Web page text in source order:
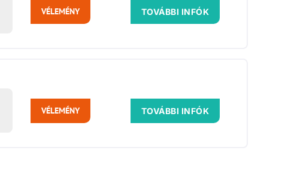
VÉLEMÉNY TOVÁBBI INFÓK
VÉLEMÉNY TOVÁBBI INFÓK